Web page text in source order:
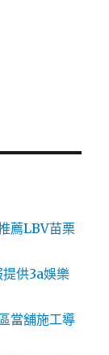
薦LBV苗栗
供3a娛樂
當舖施工導